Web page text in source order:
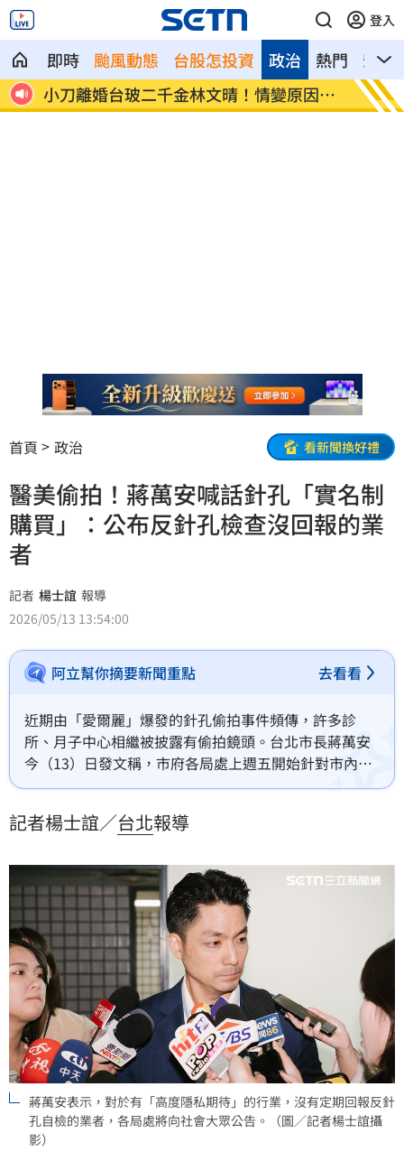
登入
即時 颱風動態 台股怎投資 熱門 影音
政治
小刀離婚台玻二千金林文晴！情變原因曝
光
新／
曝
首頁 政治 看新聞換好禮
醫美偷拍！蔣萬安喊話針孔「實名制
購買」：公布反針孔檢查沒回報的業
者
記者 楊士誼 報導
2026/05/13 13:54:00
阿立幫你摘要新聞重點 去看看
近期由「愛爾麗」爆發的針孔偷拍事件頻傳，許多診
所、月子中心相繼被披露有偷拍鏡頭。台北市長蔣萬安
今（13）日發文稱，市府各局處上週五開始針對市內醫
美診所、體育場館、三溫暖擴大稽查，並建議中央將針
度隱私期待」的行業，沒有定期回報反針孔自檢的業
全與隱私沒有妥協空間。
記者楊士誼／台北報導
蔣萬安表示，對於有「高度隱私期待」的行業，沒有定期回報反針
孔自檢的業者，各局處將向社會大眾公告。（圖／記者楊士誼攝
影）